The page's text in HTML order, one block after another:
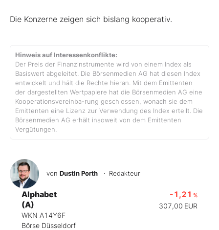
Die Konzerne zeigen sich bislang kooperativ.
Hinweis auf Interessenkonflikte:
Der Preis der Finanzinstrumente wird von einem Index als
Basiswert abgeleitet. Die Börsenmedien AG hat diesen Index
entwickelt und hält die Rechte hieran. Mit dem Emittenten
der dargestellten Wertpapiere hat die Börsenmedien AG eine
Kooperationsvereinba-rung geschlossen, wonach sie dem
Emittenten eine Lizenz zur Verwendung des Index erteilt. Die
Börsenmedien AG erhält insoweit von dem Emittenten
Vergütungen.
von Dustin Porth · Redakteur
Alphabet
(A)
WKN A14Y6F
Börse Düsseldorf
-1,21 %
307,00 EUR